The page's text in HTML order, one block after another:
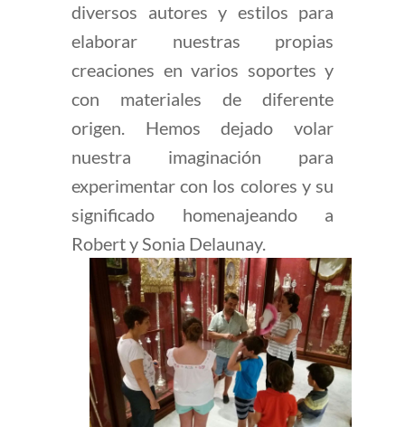
diversos autores y estilos para
elaborar nuestras propias
creaciones en varios soportes y
con materiales de diferente
origen. Hemos dejado volar
nuestra imaginación para
experimentar con los colores y su
significado homenajeando a
Robert y Sonia Delaunay.